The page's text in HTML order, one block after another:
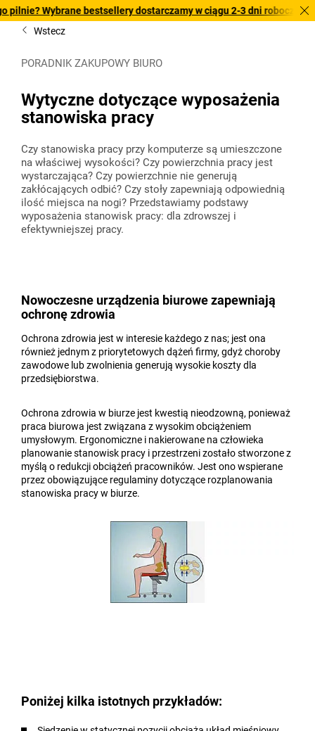
bestsellery dostarczamy w ciągu 2-3 dni roboczych.
Wstecz
PORADNIK ZAKUPOWY BIURO
Wytyczne dotyczące wyposażenia
stanowiska pracy
Czy stanowiska pracy przy komputerze są umieszczone
na właściwej wysokości? Czy powierzchnia pracy jest
wystarczająca? Czy powierzchnie nie generują
zakłócających odbić? Czy stoły zapewniają odpowiednią
ilość miejsca na nogi? Przedstawiamy podstawy
wyposażenia stanowisk pracy: dla zdrowszej i
efektywniejszej pracy.
Nowoczesne urządzenia biurowe zapewniają
ochronę zdrowia
Ochrona zdrowia jest w interesie każdego z nas; jest ona
również jednym z priorytetowych dążeń firmy, gdyż choroby
zawodowe lub zwolnienia generują wysokie koszty dla
przedsiębiorstwa.
Ochrona zdrowia w biurze jest kwestią nieodzowną, ponieważ
praca biurowa jest związana z wysokim obciążeniem
umysłowym. Ergonomiczne i nakierowane na człowieka
planowanie stanowisk pracy i przestrzeni zostało stworzone z
myślą o redukcji obciążeń pracowników. Jest ono wspierane
przez obowiązujące regulaminy dotyczące rozplanowania
stanowiska pracy w biurze.
Poniżej kilka istotnych przykładów: